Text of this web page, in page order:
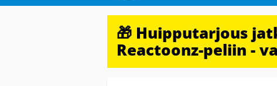
🎁 Huipputarjous
Reactoonz-peliin -